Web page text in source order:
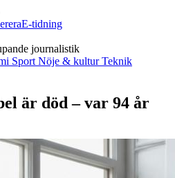
E-tidning
journalistik
Sport Nöje & kulturTeknik
är död – var 94 år